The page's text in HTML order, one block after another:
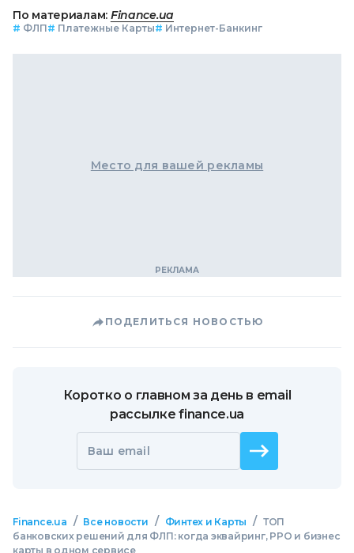
По материалам: Finance.ua
# ФЛП# Платежные Карты# Интернет-Банкинг
Место для вашей рекламы
ПОДЕЛИТЬСЯ НОВОСТЬЮ
Коротко о главном за день в email
рассылке finance.ua
Ваш email
Finance.ua / Все новости / Финтех и Карты / ТОП
банковских решений для ФЛП: когда эквайринг, РРО и бизнес
карты в одном сервисе